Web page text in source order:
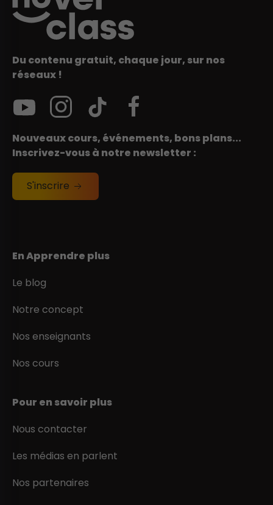
Du contenu gratuit, chaque jour, sur nos
réseaux !
Nouveaux cours, événements, bons plans...
Inscrivez-vous à notre newsletter :
S'inscrire
En Apprendre plus
Le blog
Notre concept
Nos enseignants
Nos cours
Pour en savoir plus
Nous contacter
Les médias en parlent
Nos partenaires